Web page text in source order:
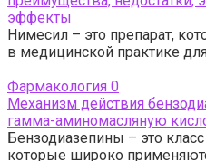
эффекты
Нимесил – это препарат,
в медицинской практике
Фармакология 0
Механизм действия
гамма-аминомасляную
Бензодиазепины – это
которые широко